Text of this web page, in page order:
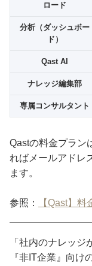
ロード
分析（ダッシュボー
ド）
Qast AI
ナレッジ編集部
専属コンサルタント
Qastの料金プラン
ればメールアドレ
ます。
参照： 【Qast】料
「社内のナレッジ
『非IT企業』向け